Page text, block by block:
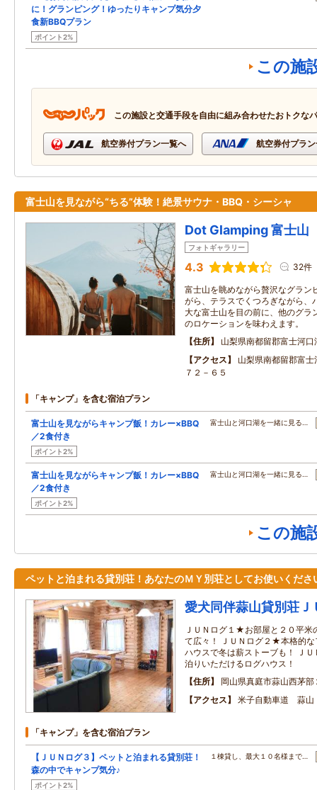
に！グランピング！ゆったりキャンプ気分夕
食新BBQプラン
ポイント2%
この施
この施設と交通手段を自由に組み合わせたおトクな
航空券付プラン一覧へ 航空券付プラ
富士山を見ながら“ちる”体験！絶景サウナ・BBQ・シーシャ
Dot Glamping 富士山
フォトギャラリー
4.3 32件
富士山を眺めながら贅沢なグラン
がら、テラスでくつろぎながら、
大な富士山を目の前に、他のグラ
のロケーションを味わえます。
住所
山梨県南都留郡富士河
アクセス
山梨県南都留郡富
７２－６５
「キャンプ」を含む宿泊プラン
富士山を見ながらキャンプ飯！カレー×BBQ
／2食付き
ポイント2%
富士山と河口湖を一緒に見る…
富士山を見ながらキャンプ飯！カレー×BBQ
／2食付き
ポイント2%
富士山と河口湖を一緒に見る…
この施
ペットと泊まれる貸別荘！あなたのＭＹ別荘としてお使いくださ
愛犬同伴蒜山貸別荘Ｊ
ＪＵＮログ１★お部屋と２０平米
て広々！ ＪＵＮログ２★本格的な
ハウスで冬は薪ストーブも！ Ｊ
泊りいただけるログハウス！
住所
岡山県真庭市蒜山西茅部
アクセス
米子自動車道 蒜山
「キャンプ」を含む宿泊プラン
【ＪＵＮログ３】ペットと泊まれる貸別荘！
森の中でキャンプ気分♪
ポイント2%
１棟貸し、最大１０名様まで…